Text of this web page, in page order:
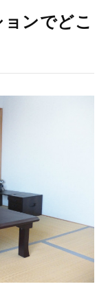
ンでどこ